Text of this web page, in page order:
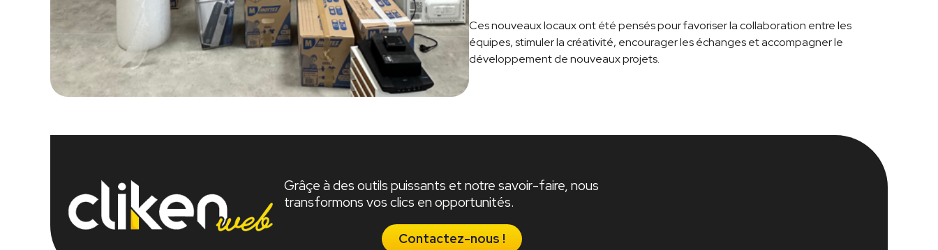
Ces nouveaux locaux ont été pensés pour favoriser la collaboration entre les
équipes, stimuler la créativité, encourager les échanges et accompagner le
développement de nouveaux projets.
Grâçe à des outils puissants et notre savoir-faire, nous
transformons vos clics en opportunités.
Contactez-nous !